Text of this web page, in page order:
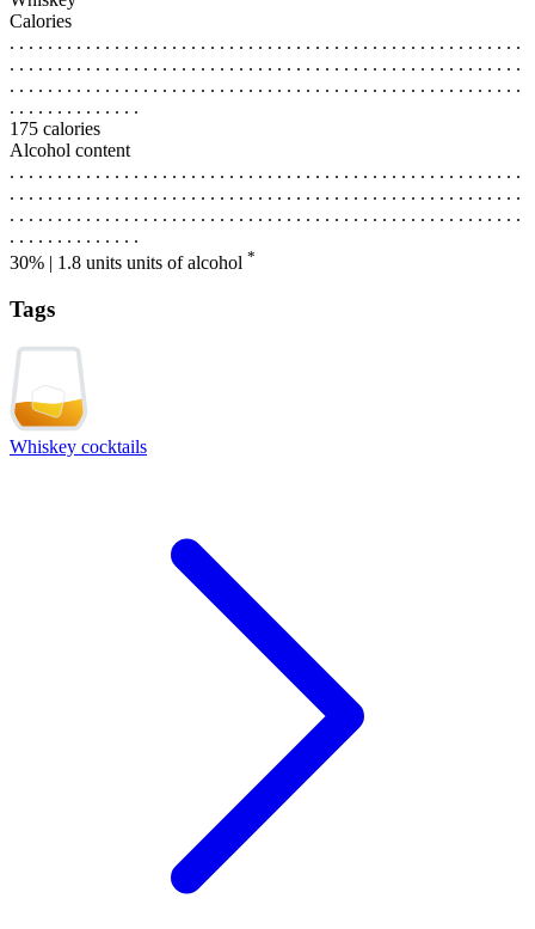
Calories
. . . . . . . . . . . . . . . . . . . . . . . . . . . . . . . . . . . . . . . . . . . . . . . . . . . . . .
. . . . . . . . . . . . . . . . . . . . . . . . . . . . . . . . . . . . . . . . . . . . . . . . . . . . . .
. . . . . . . . . . . . . . . . . . . . . . . . . . . . . . . . . . . . . . . . . . . . . . . . . . . . . .
. . . . . . . . . . . . . .
175 calories
Alcohol content
. . . . . . . . . . . . . . . . . . . . . . . . . . . . . . . . . . . . . . . . . . . . . . . . . . . . . .
. . . . . . . . . . . . . . . . . . . . . . . . . . . . . . . . . . . . . . . . . . . . . . . . . . . . . .
. . . . . . . . . . . . . . . . . . . . . . . . . . . . . . . . . . . . . . . . . . . . . . . . . . . . . .
. . . . . . . . . . . . . .
30% | 1.8 units units of alcohol *
Tags
Whiskey cocktails